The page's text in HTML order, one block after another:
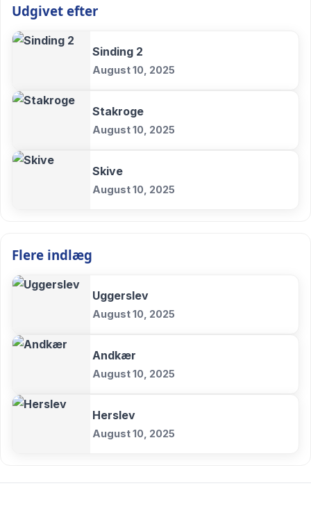
Udgivet efter
Sinding 2
August 10, 2025
Stakroge
August 10, 2025
Skive
August 10, 2025
Flere indlæg
Uggerslev
August 10, 2025
Andkær
August 10, 2025
Herslev
August 10, 2025